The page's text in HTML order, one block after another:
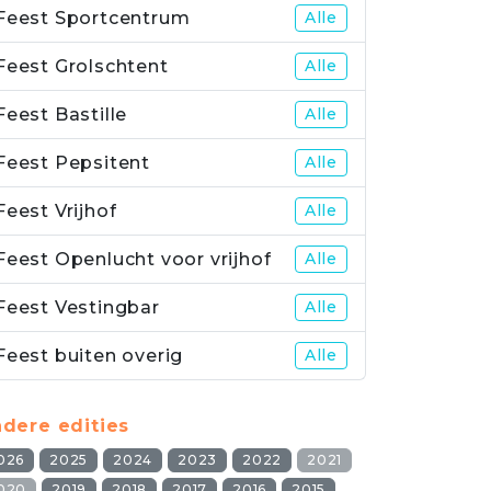
Sportcentrum Alle
Grolschtent Alle
Bastille Alle
Pepsitent Alle
Vrijhof Alle
Openlucht voor vrijhof Alle
Vestingbar Alle
buiten overig Alle
edities
2025 2024 2023 2022
2021